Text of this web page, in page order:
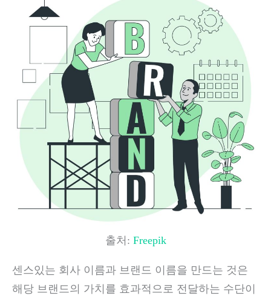
출처: Freepik
센스있는 회사 이름과 브랜드 이름을 만드는 것은
해당 브랜드의 가치를 효과적으로 전달하는 수단이